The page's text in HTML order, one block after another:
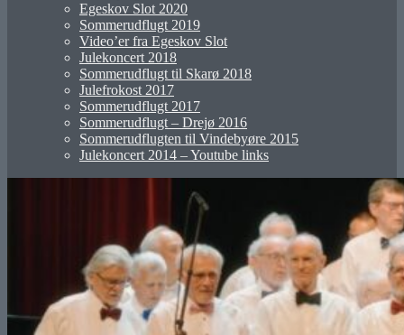
Egeskov Slot 2020
Sommerudflugt 2019
Video’er fra Egeskov Slot
Julekoncert 2018
Sommerudflugt til Skarø 2018
Julefrokost 2017
Sommerudflugt 2017
Sommerudflugt – Drejø 2016
Sommerudflugten til Vindebyøre 2015
Julekoncert 2014 – Youtube links